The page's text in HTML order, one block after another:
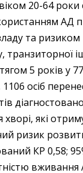
20-64
АД
та ризиком
транзиторної
5 років у
осіб
хворі, які
ризик
КР 0,58;